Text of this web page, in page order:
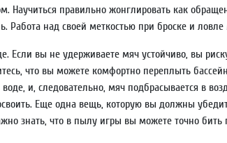
правильно жонглировать как
Работа над своей меткостью при броске и
Если вы не удерживаете мяч устойчиво, вы
что вы можете комфортно переплыть
и, следовательно, мяч подбрасывается в
Еще одна вещь, которую вы должны
знать, что в пылу игры вы можете точно бить